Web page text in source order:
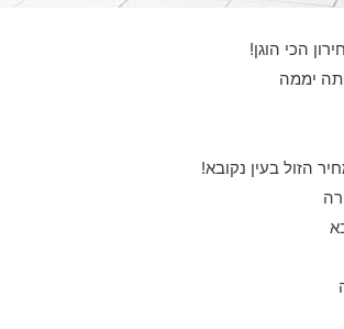
הכי הוגן!
יממה
הזול בעין נקובא!